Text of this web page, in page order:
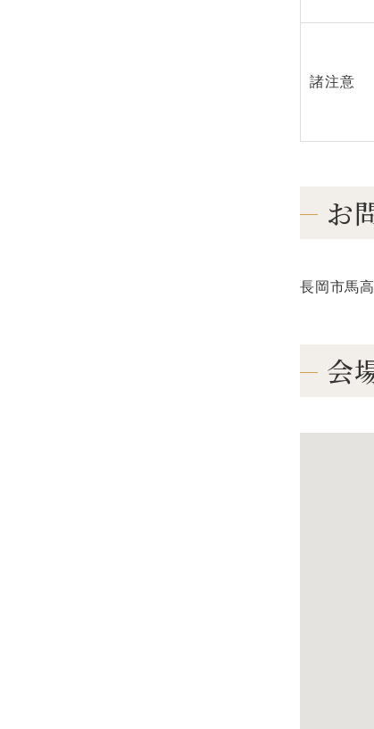
諸注意
お
長岡市馬
会